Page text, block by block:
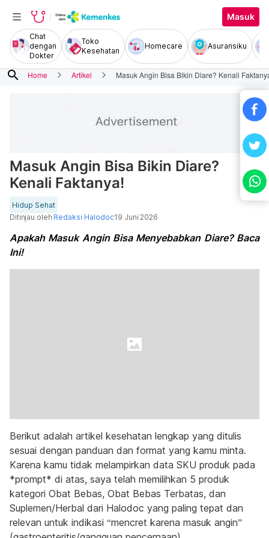
Masuk
Chat
dengan
Dokter
Toko
Kesehatan
Homecare Asuransiku
search Home Artikel Masuk Angin Bisa Bikin Diare? Kenali
Masuk Angin Bisa Bikin Diare?
Kenali Faktanya!
Hidup Sehat
Ditinjau oleh Redaksi Halodoc19 Juni 2026
Apakah Masuk Angin Bisa Menyebabkan Diare? Baca
Ini!
Berikut adalah artikel kesehatan lengkap yang ditulis
sesuai dengan panduan dan format yang kamu minta.
Karena kamu tidak melampirkan data SKU produk pada
*prompt* di atas, saya telah memilihkan 5 produk
kategori Obat Bebas, Obat Bebas Terbatas, dan
Suplemen/Herbal dari Halodoc yang paling tepat dan
relevan untuk indikasi “mencret karena masuk angin”